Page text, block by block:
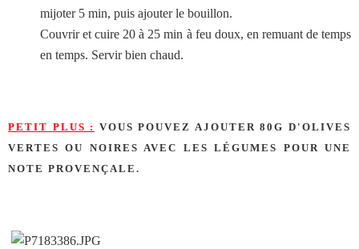
mijoter 5 min, puis ajouter le bouillon.
Couvrir et cuire 20 à 25 min à feu doux, en remuant de temps
en temps. Servir bien chaud.
PETIT PLUS : VOUS POUVEZ AJOUTER 80G D'OLIVES
VERTES OU NOIRES AVEC LES LÉGUMES POUR UNE
NOTE PROVENÇALE.